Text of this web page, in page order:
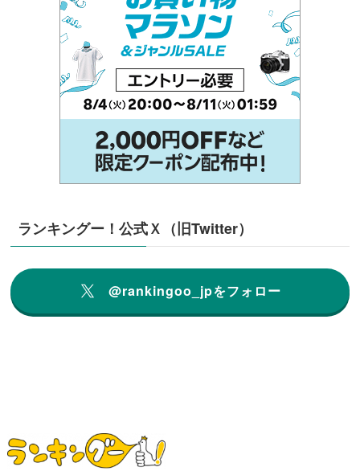
ランキングー！公式Ｘ（旧Twitter）
@rankingoo_jpをフォロー